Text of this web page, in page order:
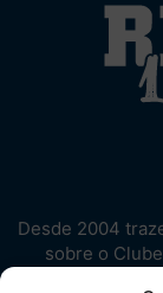
Desde 2004
sobre o